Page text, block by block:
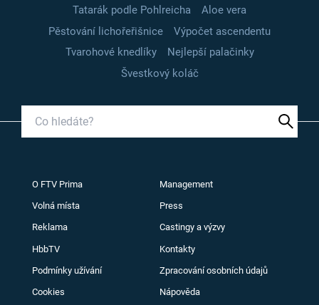
Tatarák podle Pohlreicha
Aloe vera
Pěstování lichořeřišnice
Výpočet ascendentu
Tvarohové knedlíky
Nejlepší palačinky
Švestkový koláč
O FTV Prima Management
Volná místa Press
Reklama Castingy a výzvy
HbbTV Kontakty
Podmínky užívání Zpracování osobních údajů
Cookies Nápověda